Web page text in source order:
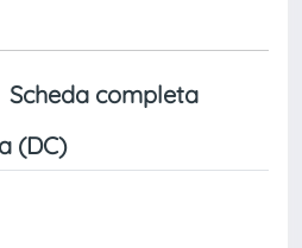
Scheda completa
(DC)